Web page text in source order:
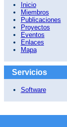
Inicio
Miembros
Publicaciones
Proyectos
Eventos
Enlaces
Mapa
Servicios
Software